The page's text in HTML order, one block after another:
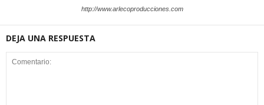
http://www.arlecoproducciones.com
DEJA UNA RESPUESTA